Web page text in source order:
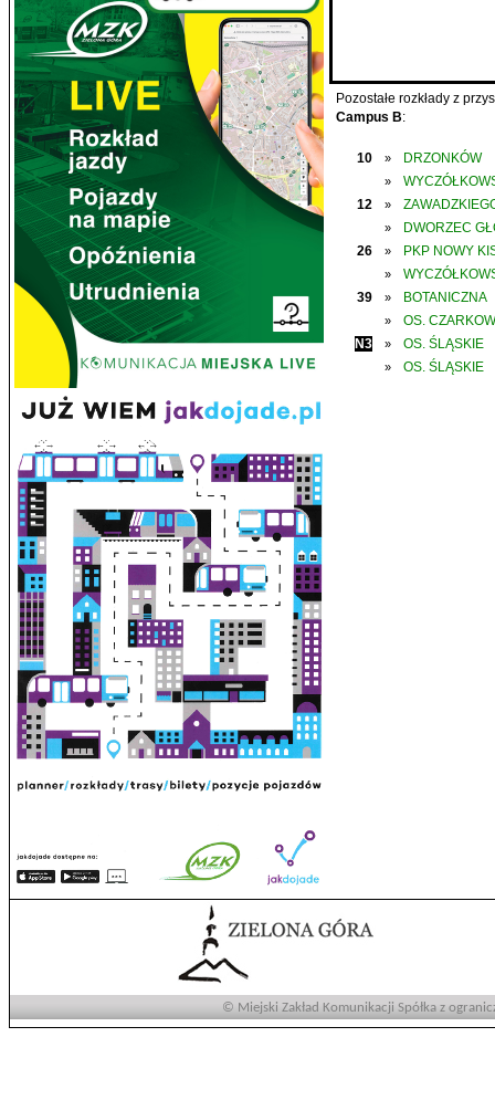
Pozostałe rozkłady z
Campus B:
10 » DRZONKÓW
»
12
»
»
DWORZEC
26
» PKP NOWY
»
39
» BOTANICZNA
»
OS.
N3
» OS. ŚLĄSKIE
» OS. ŚLĄSKIE
© Miejski Zakład Komunikacji Spółka z